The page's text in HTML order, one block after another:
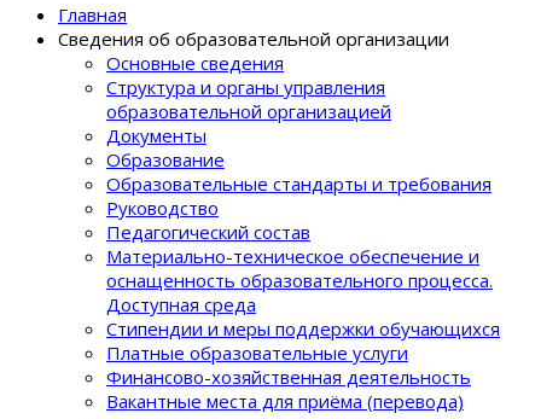
Главная
Сведения об образовательной организации
Основные сведения
Структура и органы управления
образовательной организацией
Документы
Образование
Образовательные стандарты и требования
Руководство
Педагогический состав
Материально-техническое обеспечение и
оснащенность образовательного процеcса.
Доступная среда
Стипендии и меры поддержки обучающихся
Платные образовательные услуги
Финансово-хозяйственная деятельность
Вакантные места для приёма (перевода)